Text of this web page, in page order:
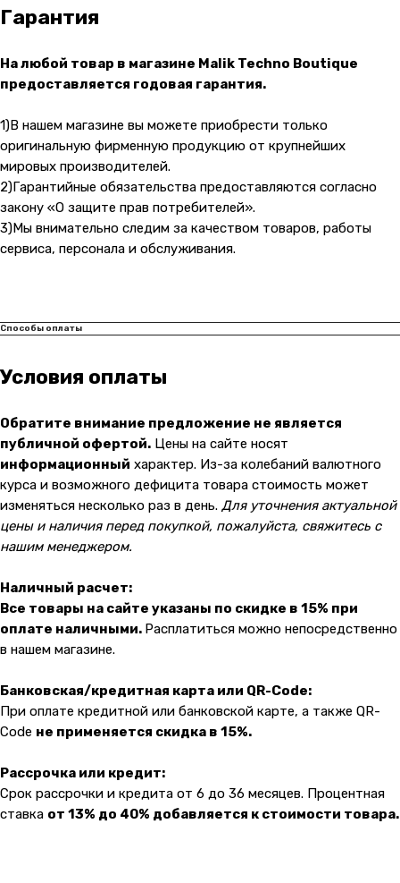
Гарантия
На любой товар в магазине Malik Techno Boutique
предоставляется годовая гарантия.
1)В нашем магазине вы можете приобрести только
оригинальную фирменную продукцию от крупнейших
мировых производителей.
2)Гарантийные обязательства предоставляются согласно
закону «О защите прав потребителей».
3)Мы внимательно следим за качеством товаров, работы
сервиса, персонала и обслуживания.
Способы оплаты
Условия оплаты
Обратите внимание предложение не является
публичной офертой. Цены на сайте носят
информационный характер. Из-за колебаний валютного
курса и возможного дефицита товара стоимость может
изменяться несколько раз в день. Для уточнения актуальной
цены и наличия перед покупкой, пожалуйста, свяжитесь с
нашим менеджером.
Наличный расчет:
Все товары на сайте указаны по скидке в 15% при
оплате наличными. Расплатиться можно непосредственно
в нашем магазине.
Банковская/кредитная карта или QR-Code:
При оплате кредитной или банковской карте, а также QR-
Code не применяется скидка в 15%.
Рассрочка или кредит:
Срок рассрочки и кредита от 6 до 36 месяцев. Процентная
ставка от 13% до 40% добавляется к стоимости товара.
ИП Соловьев Е. В. ИНН 027320312011